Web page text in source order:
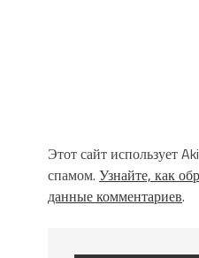
Этот сайт использует
спамом. Узнайте, как
данные комментариев.